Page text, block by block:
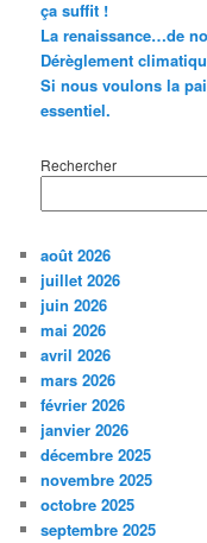
ça suffit !
La renaissance…de
Dérèglement
Si nous voulons la
essentiel.
Rechercher
août 2026
juillet 2026
juin 2026
mai 2026
avril 2026
mars 2026
février 2026
janvier 2026
décembre 2025
novembre 2025
octobre 2025
septembre 2025